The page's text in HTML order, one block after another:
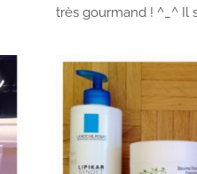
très gourmand ! ^_^ Il